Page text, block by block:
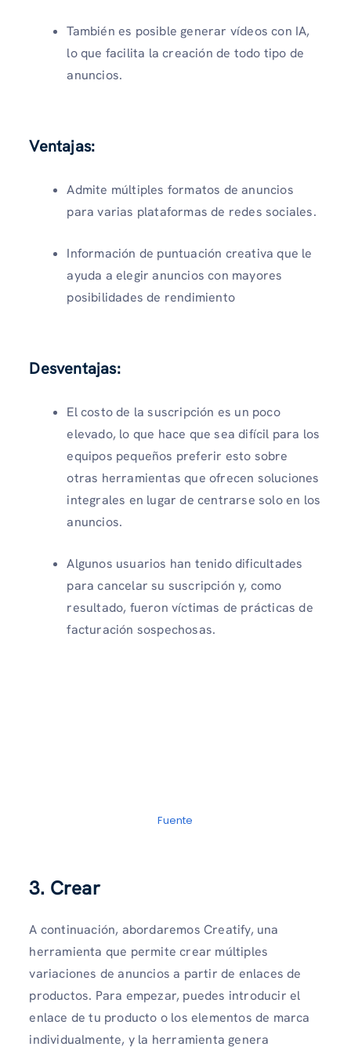
También es posible generar vídeos con IA,
lo que facilita la creación de todo tipo de
anuncios.
Ventajas:
Admite múltiples formatos de anuncios
para varias plataformas de redes sociales.
Información de puntuación creativa que le
ayuda a elegir anuncios con mayores
posibilidades de rendimiento
Desventajas:
El costo de la suscripción es un poco
elevado, lo que hace que sea difícil para los
equipos pequeños preferir esto sobre
otras herramientas que ofrecen soluciones
integrales en lugar de centrarse solo en los
anuncios.
Algunos usuarios han tenido dificultades
para cancelar su suscripción y, como
resultado, fueron víctimas de prácticas de
facturación sospechosas.
Fuente
3. Crear
A continuación, abordaremos Creatify, una
herramienta que permite crear múltiples
variaciones de anuncios a partir de enlaces de
productos. Para empezar, puedes introducir el
enlace de tu producto o los elementos de marca
individualmente, y la herramienta genera